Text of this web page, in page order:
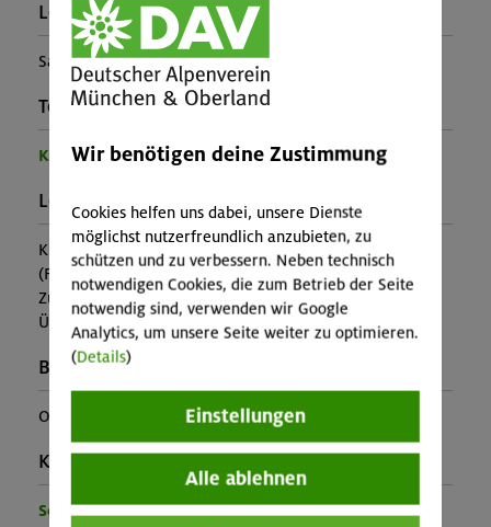
Leiter*in:
Samuel Levermann
Teilprogramm:
Kinder- und Jugendprogramm
Leistung:
Kursleitung, Ausrüstung
(Falls nicht in den Leistungen inbegriffen, fallen
Zusatzkosten für z.B. An- und Abreise, Verpflegung,
Übernachtung oder Skipass an.)
Buchungscode:
OL-25-1451
Kontakt Veranstalter:
Sektion Oberland
Wir benötigen deine Zustimmung
Cookies helfen uns dabei, unsere Dienste
möglichst nutzerfreundlich anzubieten, zu
schützen und zu verbessern. Neben technisch
notwendigen Cookies, die zum Betrieb der Seite
notwendig sind, verwenden wir Google
Analytics, um unsere Seite weiter zu optimieren.
(Details)
Einstellungen
Alle ablehnen